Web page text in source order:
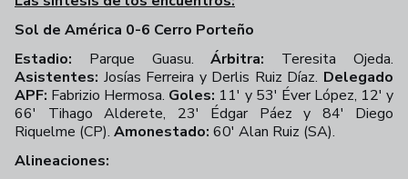
Sol de América 0-6 Cerro Porteño
Estadio: Parque Guasu.Árbitra: Teresita Ojeda.
Asistentes: Josías Ferreira y Derlis Ruiz Díaz. Delegado
APF: Fabrizio Hermosa. Goles: 11' y 53' Éver López, 12' y
66' Tihago Alderete, 23' Édgar Páez y 84' Diego
Riquelme (CP). Amonestado: 60' Alan Ruiz (SA).
Alineaciones: